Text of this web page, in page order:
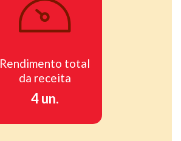
Rendimento total
da receita
4 un.